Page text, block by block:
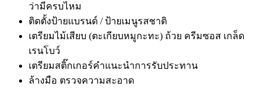
ว่ามีครบไหม
ติดตั้งป้ายแบรนด์ / ป้ายเมนูรสชาติ
เตรียมไม้เสียบ (ตะเกียบหมูกะทะ) ถ้วย ครีมซอส เกล็ด
เรนโบว์
เตรียมสติ๊กเกอร์คำแนะนำการรับประทาน
ล้างมือ ตรวจความสะอาด